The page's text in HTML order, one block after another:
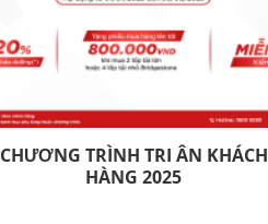
CHƯƠNG TRÌNH TRI ÂN KHÁCH
HÀNG 2025